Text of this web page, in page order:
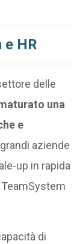
HR
delle
una
e
aziende
up in rapida
di